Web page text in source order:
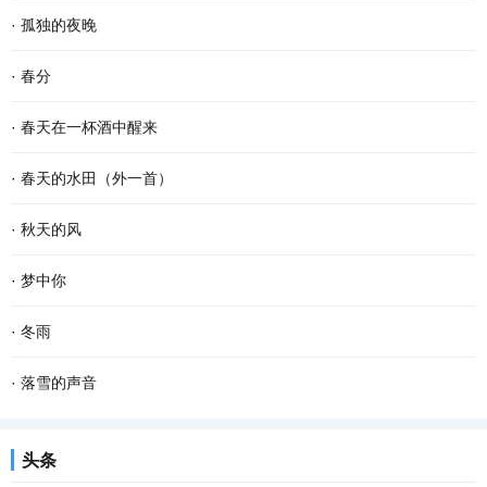
亲般抚慰他漂泊的心灵。 假如有一天， 我变成了一场雨， 我会尽情
的浇灌久旱的粮田， 让干涸的良苗尽情享受绵绵...
还是喜欢清晨醒来 品一首诗读出相遇 倾听你那温暖的呼吸 我的文字
带孤独治愈 是否将你旋入相思的诗章 读出缺爱的默契 寻找从云端酝
酿已久相惜 生命中那人，会不会把我弄丢？ 这...
· 孤独的夜晚
这个夜晚我又孤独了 从没想过 会离幸福这么遥远 当我疲惫不堪时 站
在皎洁的月亮下 被风呛得咳嗽了数声 遥远的 我仿佛看见了 依稀中你
久违的笑容 这个夜晚好像有了 记忆里的流浪...
· 春分
春分 一位季节的仙子 拽着暖暖的春风 蓬勃着生命的气息 撒一路芬芳
款款地走来 春风敲醒冰封的泥土 苏醒了沉睡的种子 一种力量在酥软
的泥土里萌动 一个希望在春光里勃发 萌发生长...
· 春天在一杯酒中醒来
杯斟满，等一场空 静。漏水的时间 放养一池蛙鸣 征途，在爹的目光
里 安慰，娘的一声叹息 青花在杯里 扶起那个弹琴的人 风在弦上，等
雪落故道 如果仰望是一次突围 咽不下的那滴泪...
· 春天的水田（外一首）
春天的水田里， 禾苗怀抱农夫的希望，孕育夏日的稻香； 柳条喜欢伸
手去拨沟渠里的水； 我用力闻挨着草地疯长的婆婆纳草。 幸运的话，
隔着几个“田块”相框，能遇到十几只白鹭立...
· 秋天的风
秋天的风 相对于夏天的风 多了一丝凉意 相对于冬天的风 又多了些许
温存 而相对于春天的风 却多了几分萧瑟和寂寥 秋天的风宛如一支孩
童的画笔 为世界增添了几笔浓浓的色彩 那火红...
· 梦中你
在梦中 我乘风驾云而来 手捧着鲜花 寻找情窦初开的你 在那童话般的
世界 美丽的鲜花散发出芬芳 只为等你 给出一季的火红 你低头时的温
· 冬雨
撑着一把花蓝伞 走在无人的街上 左手握着冷风，右手牵着寒雨 和孤
· 落雪的声音
头条